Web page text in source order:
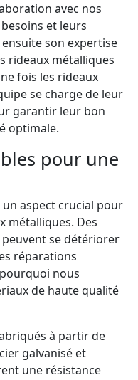
avec nos
et leurs
son expertise
rideaux métalliques
fois les rideaux
se charge de leur
garantir leur bon
optimale.
pour une
aspect crucial pour
métalliques. Des
se détériorer
réparations
nous
de haute qualité
à partir de
galvanisé et
une résistance